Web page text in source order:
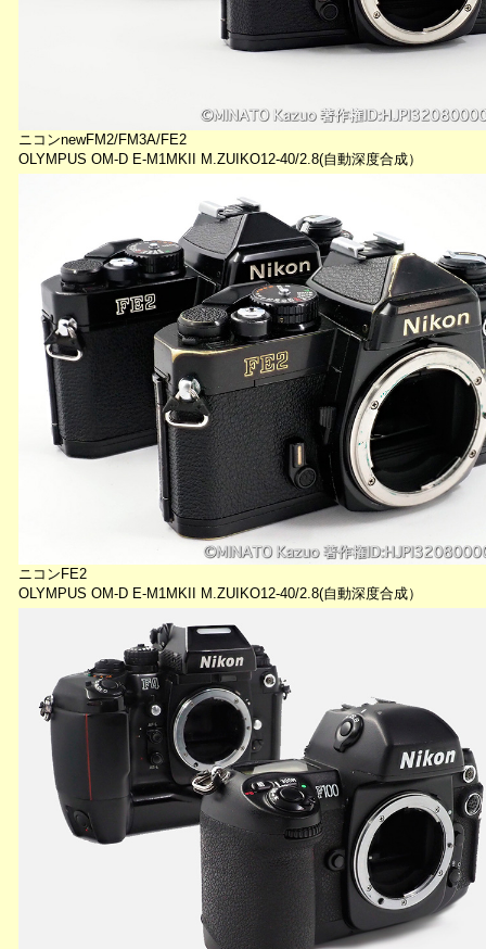
ニコンnewFM2/FM3A/FE2
OLYMPUS OM-D E-M1MKII M.ZUIKO12-40/2.8(自動深度合成）
ニコンFE2
OLYMPUS OM-D E-M1MKII M.ZUIKO12-40/2.8(自動深度合成）